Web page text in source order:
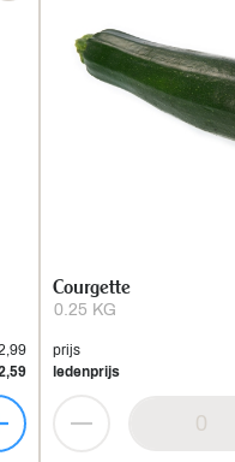
0.25 KG
Courgette
prijs
ledenprijs